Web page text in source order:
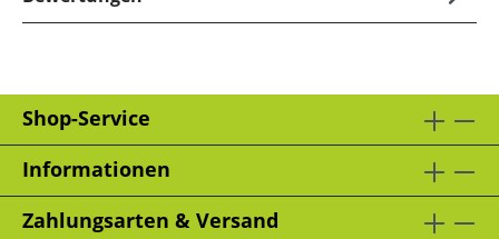
Shop-Service
Informationen
Zahlungsarten & Versand